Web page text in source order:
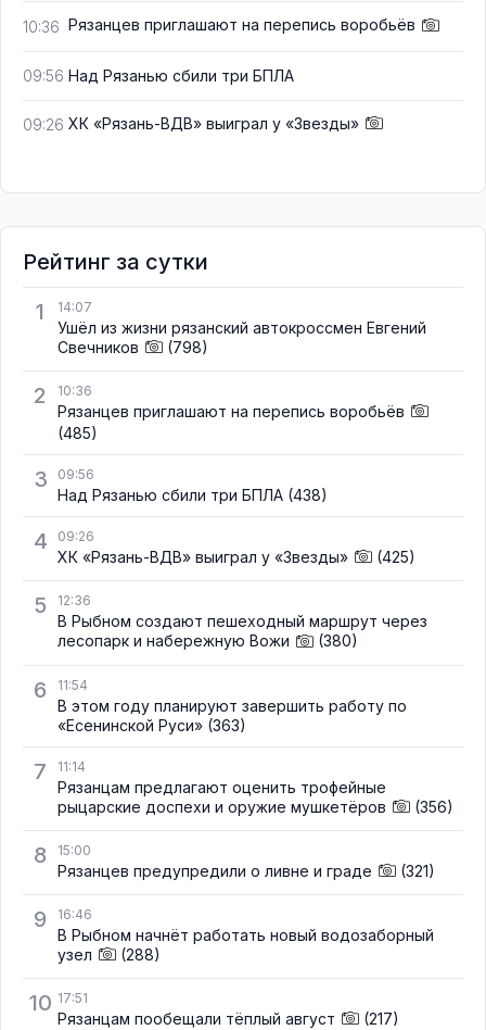
10:36 Рязанцев приглашают на перепись воробьёв
09:56 Над Рязанью сбили три БПЛА
09:26 ХК «Рязань-ВДВ» выиграл у «Звезды»
Рейтинг за сутки
1
14:07
Ушёл из жизни рязанский автокроссмен Евгений
Свечников
(798)
2 10:36
Рязанцев приглашают на перепись воробьёв
(485)
3 09:56
Над Рязанью сбили три БПЛА (438)
4 09:26
ХК «Рязань-ВДВ» выиграл у «Звезды» (425)
5 12:36
В Рыбном создают пешеходный маршрут через
лесопарк и набережную Вожи
(380)
6 11:54
В этом году планируют завершить работу по
«Есенинской Руси» (363)
7 11:14
Рязанцам предлагают оценить трофейные
рыцарские доспехи и оружие мушкетёров
(356)
8 15:00
Рязанцев предупредили о ливне и граде (321)
9 16:46
В Рыбном начнёт работать новый водозаборный
узел
(288)
10 17:51
Рязанцам пообещали тёплый август (217)